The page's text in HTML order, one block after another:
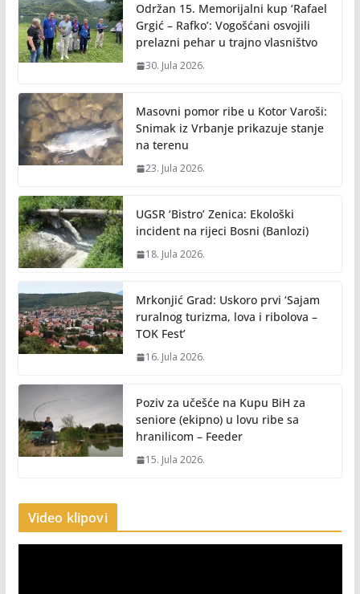
Održan 15. Memorijalni kup ‘Rafael
Grgić – Rafko’: Vogošćani osvojili
prelazni pehar u trajno vlasništvo
30. Jula 2026.
Masovni pomor ribe u Kotor Varoši:
Snimak iz Vrbanje prikazuje stanje
na terenu
23. Jula 2026.
UGSR ‘Bistro’ Zenica: Ekološki
incident na rijeci Bosni (Banlozi)
18. Jula 2026.
Mrkonjić Grad: Uskoro prvi ‘Sajam
ruralnog turizma, lova i ribolova –
TOK Fest’
16. Jula 2026.
Poziv za učešće na Kupu BiH za
seniore (ekipno) u lovu ribe sa
hranilicom – Feeder
15. Jula 2026.
Video klipovi